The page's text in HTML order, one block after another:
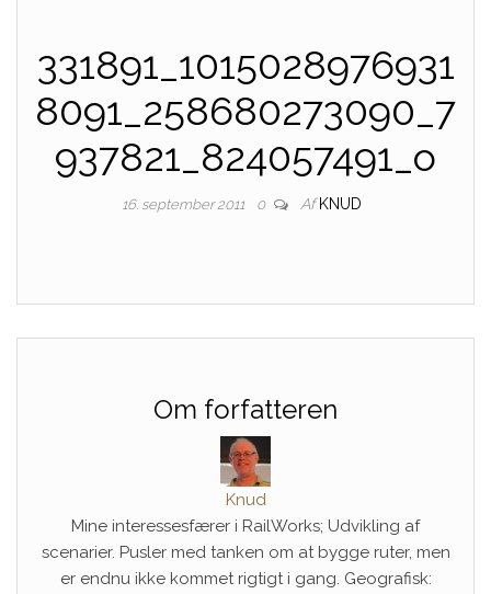
331891_1015028976931
8091_258680273090_7
937821_824057491_o
16. september 2011 0 Af KNUD
Om forfatteren
Knud
Mine interessesfærer i RailWorks; Udvikling af
scenarier. Pusler med tanken om at bygge ruter, men
er endnu ikke kommet rigtigt i gang. Geografisk: